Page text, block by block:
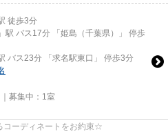
徒歩3分
」駅 バス17分 「姫島（千葉県）」 停歩
バス23分 「求名駅東口」 停歩3分
募集中： 1室
コーディネートをお約束☆